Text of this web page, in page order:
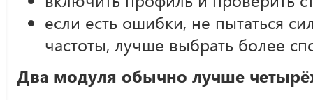
если есть ошибки, не пытаться
частоты, лучше выбрать более
Два модуля обычно лучше